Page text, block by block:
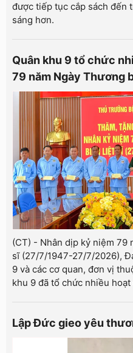
được tiếp tục cắp sách đến
sáng hơn.
Quân khu 9 tổ chức
79 năm Ngày Thương
(CT) - Nhân dịp kỷ niệm 79
sĩ (27/7/1947-27/7/2026),
9 và các cơ quan, đơn vị
khu 9 đã tổ chức nhiều
Lập Đức gieo yêu